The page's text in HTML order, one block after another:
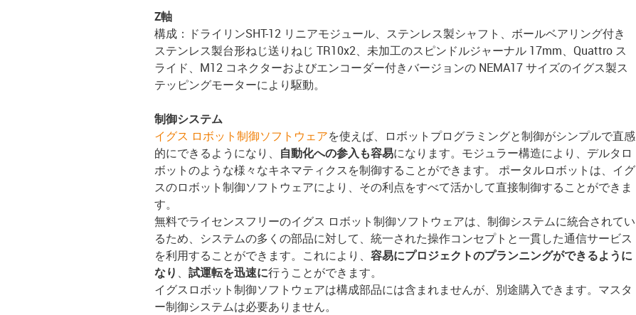
Z軸
構成：ドライリンSHT-12 リニアモジュール、ステンレス製シャフト、ボールベアリング付き
ステンレス製台形ねじ送りねじ TR10x2、未加工のスピンドルジャーナル 17mm、Quattro ス
ライド、M12 コネクターおよびエンコーダー付きバージョンの NEMA17 サイズのイグス製ス
テッピングモーターにより駆動。
制御システム
イグス ロボット制御ソフトウェアを使えば、ロボットプログラミングと制御がシンプルで直感
的にできるようになり、 自動化への参入も容易になります。モジュラー構造により、デルタロ
ボットのような様々なキネマティクスを制御することができます。 ポータルロボットは、イグ
スのロボット制御ソフトウェアにより、その利点をすべて活かして直接制御することができま
す。
無料でライセンスフリーのイグス ロボット制御ソフトウェアは、制御システムに統合されてい
るため、システムの多くの部品に対して、統一された操作コンセプトと一貫した通信サービス
を利用することができます。これにより、 容易にプロジェクトのプランニングができるように
なり 、 試運転を迅速に行うことができます。
イグスロボット制御ソフトウェアは構成部品には含まれませんが、別途購入できます。マスタ
ー制御システムは必要ありません。